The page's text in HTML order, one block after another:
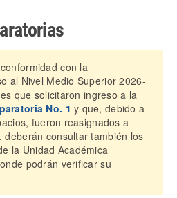
con la
al Nivel Medio Superior 2026-
que solicitaron ingreso a la
No. 1 y que, debido a
fueron reasignados a
deberán consultar también los
la Unidad Académica
podrán verificar su